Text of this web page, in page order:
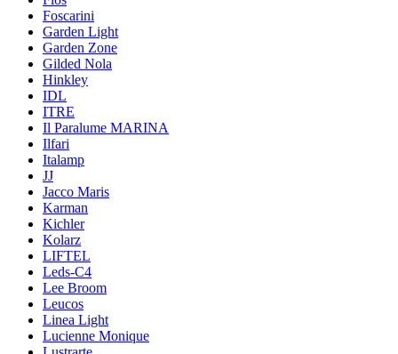
Foscarini
Garden Light
Garden Zone
Gilded Nola
Hinkley
IDL
ITRE
Il Paralume MARINA
Ilfari
Italamp
JJ
Jacco Maris
Karman
Kichler
Kolarz
LIFTEL
Leds-C4
Lee Broom
Leucos
Linea Light
Lucienne Monique